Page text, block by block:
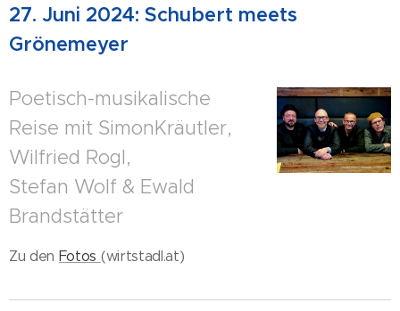
27. Juni 2024: Schubert meets
Grönemeyer
Poetisch-musikalische
Reise mit SimonKräutler,
Wilfried Rogl,
Stefan Wolf & Ewald
Brandstätter
Zu den Fotos (wirtstadl.at)